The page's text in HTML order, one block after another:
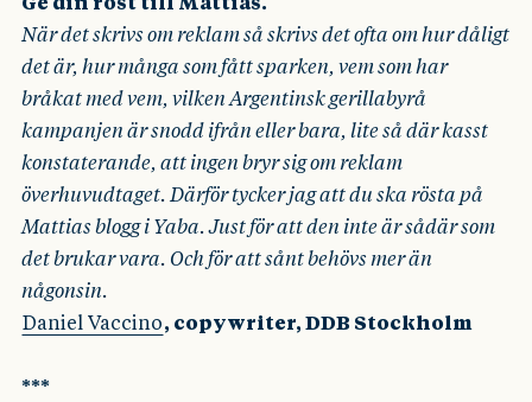
När det skrivs om reklam så skrivs det ofta om hur dåligt
det är, hur många som fått sparken, vem som har
bråkat med vem, vilken Argentinsk gerillabyrå
kampanjen är snodd ifrån eller bara, lite så där kasst
konstaterande, att ingen bryr sig om reklam
överhuvudtaget. Därför tycker jag att du ska rösta på
Mattias blogg i Yaba. Just för att den inte är sådär som
det brukar vara. Och för att sånt behövs mer än
någonsin.
Daniel Vaccino, copywriter, DDB Stockholm
***